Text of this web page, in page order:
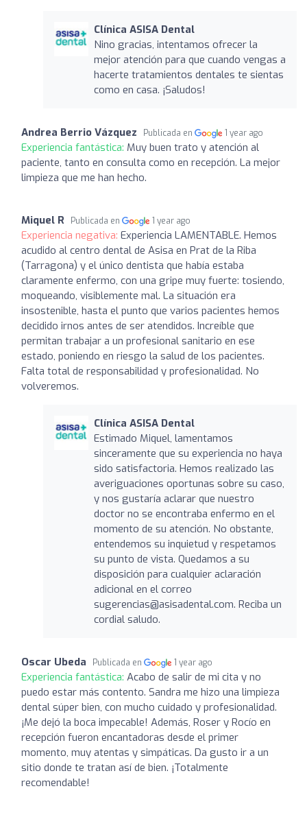
Clínica ASISA Dental
Nino gracias, intentamos ofrecer la
mejor atención para que cuando vengas a
hacerte tratamientos dentales te sientas
como en casa. ¡Saludos!
Andrea Berrio Vázquez Publicada en 1 year ago
Experiencia fantástica: Muy buen trato y atención al
paciente, tanto en consulta como en recepción. La mejor
limpieza que me han hecho.
Miquel R Publicada en 1 year ago
Experiencia negativa: Experiencia LAMENTABLE. Hemos
acudido al centro dental de Asisa en Prat de la Riba
(Tarragona) y el único dentista que había estaba
claramente enfermo, con una gripe muy fuerte: tosiendo,
moqueando, visiblemente mal. La situación era
insostenible, hasta el punto que varios pacientes hemos
decidido irnos antes de ser atendidos. Increíble que
permitan trabajar a un profesional sanitario en ese
estado, poniendo en riesgo la salud de los pacientes.
Falta total de responsabilidad y profesionalidad. No
volveremos.
Clínica ASISA Dental
Estimado Miquel, lamentamos
sinceramente que su experiencia no haya
sido satisfactoria. Hemos realizado las
averiguaciones oportunas sobre su caso,
y nos gustaría aclarar que nuestro
doctor no se encontraba enfermo en el
momento de su atención. No obstante,
entendemos su inquietud y respetamos
su punto de vista. Quedamos a su
disposición para cualquier aclaración
adicional en el correo
sugerencias@asisadental.com. Reciba un
cordial saludo.
Oscar Ubeda Publicada en 1 year ago
Experiencia fantástica: Acabo de salir de mi cita y no
puedo estar más contento. Sandra me hizo una limpieza
dental súper bien, con mucho cuidado y profesionalidad.
¡Me dejó la boca impecable! Además, Roser y Rocío en
recepción fueron encantadoras desde el primer
momento, muy atentas y simpáticas. Da gusto ir a un
sitio donde te tratan así de bien. ¡Totalmente
recomendable!